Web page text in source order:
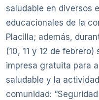
saludable en diversos
educacionales de la
Placilla; además,
(10, 11 y 12 de
impresa gratuita para
saludable y la
comunidad: